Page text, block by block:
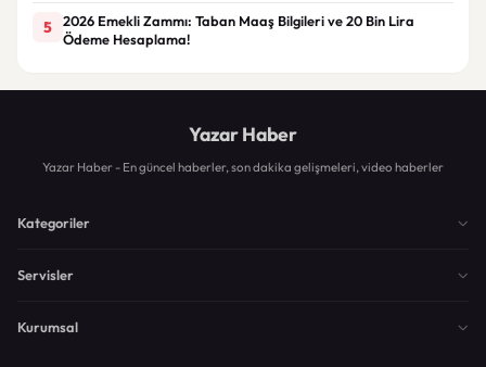
5
2026 Emekli Zammı: Taban Maaş Bilgileri ve 20 Bin Lira
Ödeme Hesaplama!
Yazar Haber
Yazar Haber - En güncel haberler, son dakika gelişmeleri, video haberler
Kategoriler
Servisler
Kurumsal